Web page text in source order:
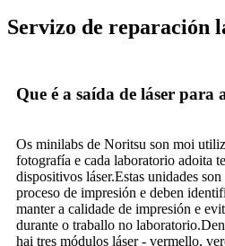
Servizo de reparación
Que é a saída de láser
Os minilabs de Noritsu son moi
fotografía e cada laboratorio adoita
dispositivos láser.Estas unidades
proceso de impresión e deben
manter a calidade de impresión e
durante o traballo no
hai tres módulos láser - vermello,